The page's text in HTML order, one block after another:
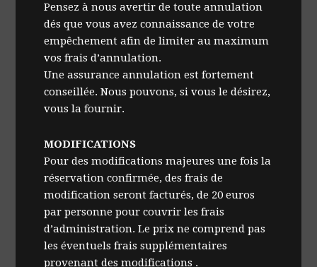
Pensez à nous avertir de toute annulation
dés que vous avez connaissance de votre
empêchement afin de limiter au maximum
vos frais d’annulation.
Une assurance annulation est fortement
conseillée. Nous pouvons, si vous le désirez,
vous la fournir.
MODIFICATIONS
Pour des modifications majeures une fois la
réservation confirmée, des frais de
modification seront facturés, de 20 euros
par personne pour couvrir les frais
d’administration. Le prix ne comprend pas
les éventuels frais supplémentaires
provenant des modifications .